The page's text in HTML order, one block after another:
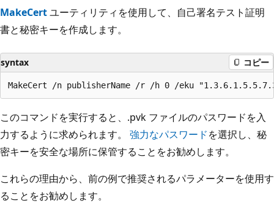
MakeCertユーティリティを使用して、自己署名テスト証明
書と秘密キーを作成します。
syntax コピー
このコマンドを実行すると、.pvk ファイルのパスワードを入
力するように求められます。 強力なパスワードを選択し、秘
密キーを安全な場所に保管することをお勧めします。
これらの理由から、前の例で推奨されるパラメーターを使用す
ることをお勧めします。